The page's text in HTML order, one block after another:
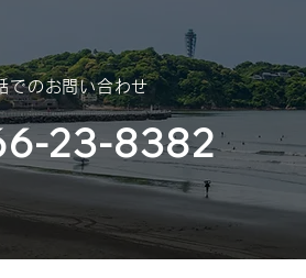
でのお問い合わせ
23-8382